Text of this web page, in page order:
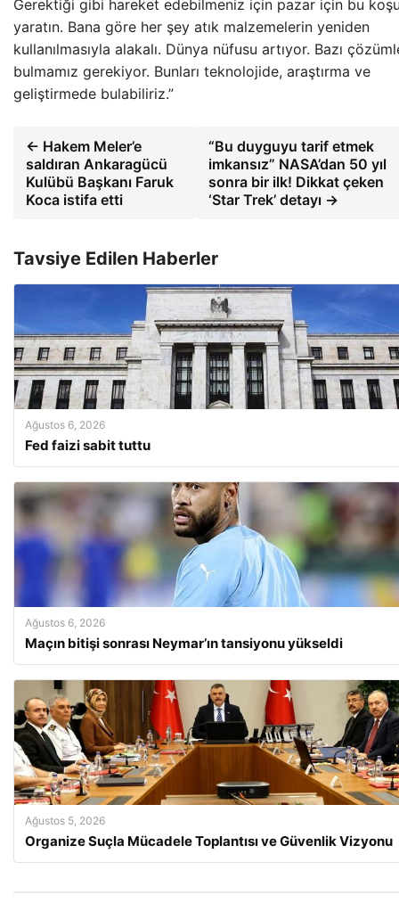
Gerektiği gibi hareket edebilmeniz için pazar için bu
yaratın. Bana göre her şey atık malzemelerin yeniden
kullanılmasıyla alakalı. Dünya nüfusu artıyor. Bazı
bulmamız gerekiyor. Bunları teknolojide, araştırma ve
geliştirmede bulabiliriz.”
← Hakem Meler’e
saldıran Ankaragücü
Kulübü Başkanı Faruk
Koca istifa etti
“Bu duyguyu tarif etmek
imkansız” NASA’dan 50 yıl
sonra bir ilk! Dikkat çeken
‘Star Trek’ detayı →
Tavsiye Edilen Haberler
Ağustos 6, 2026
Fed faizi sabit tuttu
Ağustos 6, 2026
Maçın bitişi sonrası Neymar’ın tansiyonu yükseldi
Ağustos 5, 2026
Organize Suçla Mücadele Toplantısı ve Güvenlik Vizyonu